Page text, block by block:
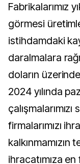
Fabrikalarımız
görmesi
istihdamdaki
daralmalara
doların
2024 yılında
firmalarımızı
ihracatımıza